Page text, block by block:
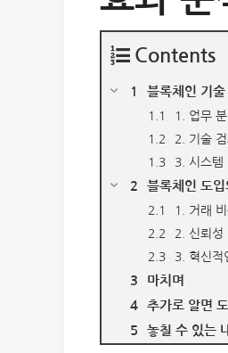
Contents
블록체인 기
1. 업무
2. 기술
3. 시스템
블록체인 도
1. 거래
2. 신뢰성
3. 혁신적
마치며
추가로 알면
놓칠 수 있는